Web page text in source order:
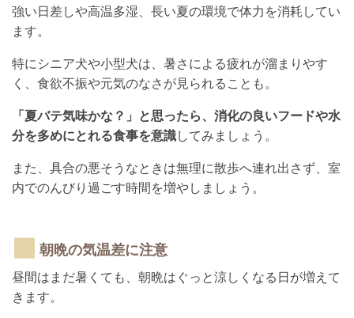
強い日差しや高温多湿、長い夏の環境で体力を消耗してい
ます。
特にシニア犬や小型犬は、暑さによる疲れが溜まりやす
く、食欲不振や元気のなさが見られることも。
「夏バテ気味かな？」と思ったら、消化の良いフードや水
分を多めにとれる食事を意識してみましょう。
また、具合の悪そうなときは無理に散歩へ連れ出さず、室
内でのんびり過ごす時間を増やしましょう。
朝晩の気温差に注意
昼間はまだ暑くても、朝晩はぐっと涼しくなる日が増えて
きます。